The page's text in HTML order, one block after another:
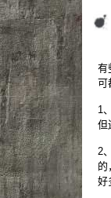
有
可
1
但
2
的
好